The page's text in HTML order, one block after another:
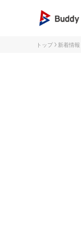
トップ 新着情報